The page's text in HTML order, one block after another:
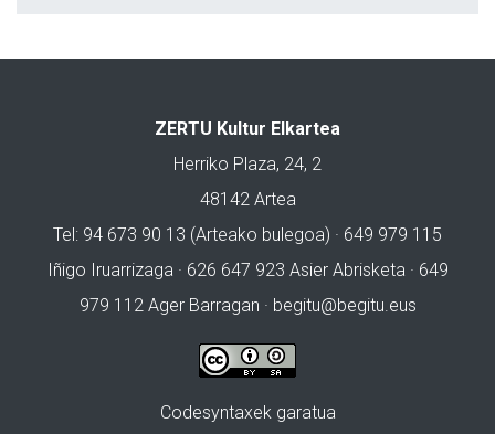
ZERTU Kultur Elkartea
Herriko Plaza, 24, 2
48142 Artea
Tel: 94 673 90 13 (Arteako bulegoa) · 649 979 115
Iñigo Iruarrizaga · 626 647 923 Asier Abrisketa · 649
979 112 Ager Barragan · begitu@begitu.eus
Codesyntaxek garatua